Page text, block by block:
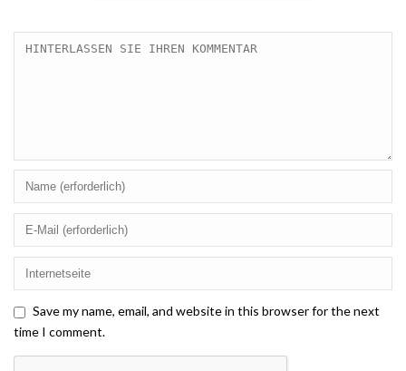
Save my name, email, and website in this browser for the next
time I comment.